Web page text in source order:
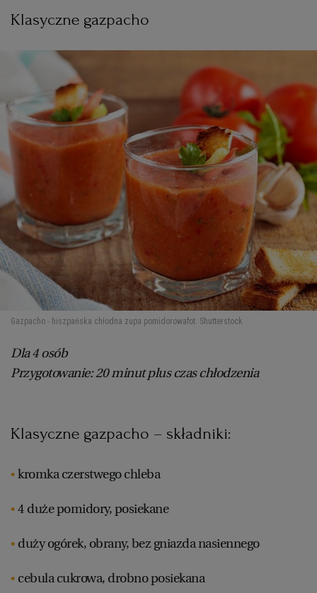
Klasyczne gazpacho
Gazpacho - hiszpańska chłodna zupa pomidorowafot. Shutterstock
Dla 4 osób
Przygotowanie: 20 minut plus czas chłodzenia
Klasyczne gazpacho – składniki:
kromka czerstwego chleba
4 duże pomidory, posiekane
duży ogórek, obrany, bez gniazda nasiennego
cebula cukrowa, drobno posiekana